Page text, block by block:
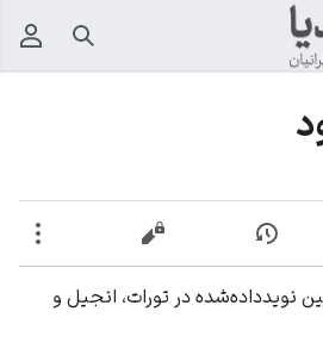
جستجو
نمایش تاریخچهنمایش مبدأ
نویدداده‌شده در تورات، انجیل و